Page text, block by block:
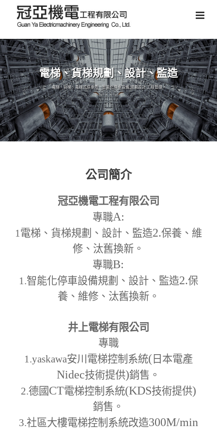
電梯、貨梯規劃、設計、監造
電梯、貨梯、電梯式停車塔、智能化停車設備,規劃設計,工程管理。
公司簡介
冠亞機電工程有限公司
專職A:
1電梯、貨梯規劃、設計、監造2.保養、維
修、汰舊換新。
專職B:
1.智能化停車設備規劃、設計、監造2.保
養、維修、汰舊換新。
井上電梯有限公司
專職
1.yaskawa安川電梯控制系統( 日本電產
Nidec技術提供)銷售。
2.德國 CT電梯控制系統(KDS技術提供)
銷售。
3.社區大樓電梯控制系統改造300M/min